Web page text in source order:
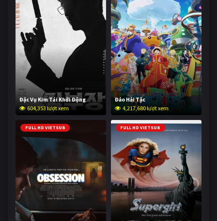
Đặc Vụ Kim Tái Khởi Động
604,353 lượt xem
Đảo Hải Tặc
4,217,680 lượt xem
FULL HD VIETSUB FULL HD VIETSUB